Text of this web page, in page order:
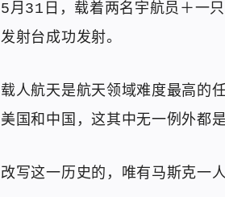
5月31日，载着两名宇航员＋一
发射台成功发射。
载人航天是航天领域难度最高的
美国和中国，这其中无一例外都
改写这一历史的，唯有马斯克一